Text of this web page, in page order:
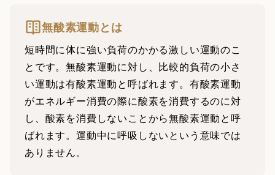
無酸素運動とは
短時間に体に強い負荷のかかる激しい運動のこ
とです。無酸素運動に対し、比較的負荷の小さ
い運動は有酸素運動と呼ばれます。有酸素運動
がエネルギー消費の際に酸素を消費するのに対
し、酸素を消費しないことから無酸素運動と呼
ばれます。運動中に呼吸しないという意味では
ありません。